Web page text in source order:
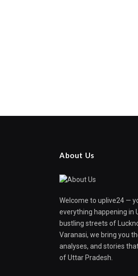
About Us
Welcome to uplive24 —
everything happening in
bustling streets of
Varanasi, we bring you
analyses, and stories
of Uttar Pradesh.